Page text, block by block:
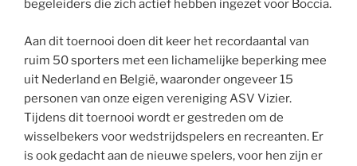
begeleiders die zich actief hebben ingezet voor Boccia.
Aan dit toernooi doen dit keer het recordaantal van
ruim 50 sporters met een lichamelijke beperking mee
uit Nederland en België, waaronder ongeveer 15
personen van onze eigen vereniging ASV Vizier.
Tijdens dit toernooi wordt er gestreden om de
wisselbekers voor wedstrijdspelers en recreanten. Er
is ook gedacht aan de nieuwe spelers, voor hen zijn er